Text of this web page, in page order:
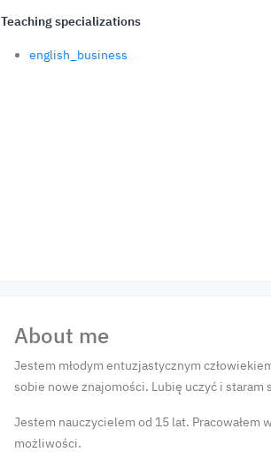
Teaching specializations
english_business
About me
Jestem młodym entuzjastycznym
sobie nowe znajomości. Lubię uczyć i
Jestem nauczycielem od 15 lat.
możliwości.